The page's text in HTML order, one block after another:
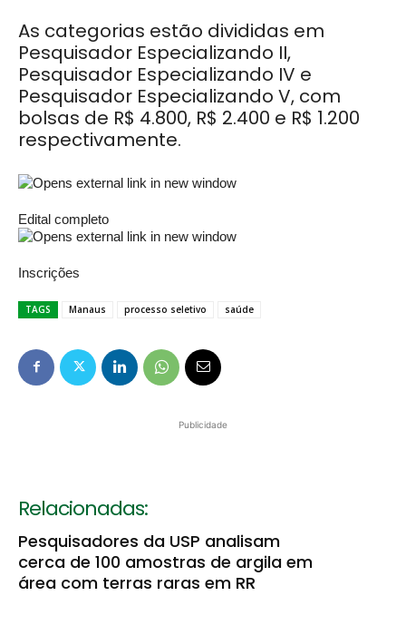
As categorias estão divididas em
Pesquisador Especializando II,
Pesquisador Especializando IV e
Pesquisador Especializando V, com
bolsas de R$ 4.800, R$ 2.400 e R$ 1.200
respectivamente.
Edital completo
Inscrições
TAGS Manaus processo seletivo saúde
Publicidade
Relacionadas:
Pesquisadores da USP analisam
cerca de 100 amostras de argila em
área com terras raras em RR